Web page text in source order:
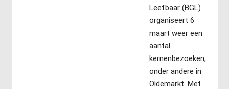
Leefbaar (BGL)
organiseert 6
maart weer een
aantal
kernenbezoeken,
onder andere in
Oldemarkt. Met